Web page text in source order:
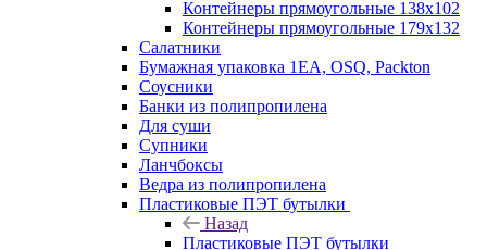
Контейнеры прямоугольные 138х102
Контейнеры прямоугольные 179х132
Салатники
Бумажная упаковка 1ЕА, OSQ, Packton
Соусники
Банки из полипропилена
Для суши
Супники
Ланчбоксы
Ведра из полипропилена
Пластиковые ПЭТ бутылки
Назад
Пластиковые ПЭТ бутылки